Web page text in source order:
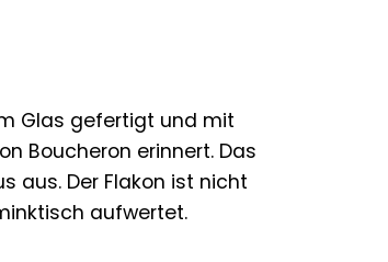
Glas gefertigt und mit
Boucheron erinnert. Das
aus. Der Flakon ist nicht
aufwertet.